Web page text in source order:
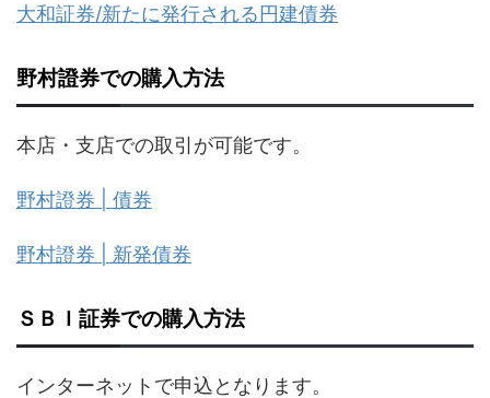
大和証券/新たに発行される円建債券
野村證券での購入方法
本店・支店での取引が可能です。
野村證券 | 債券
野村證券 | 新発債券
ＳＢＩ証券での購入方法
インターネットで申込となります。